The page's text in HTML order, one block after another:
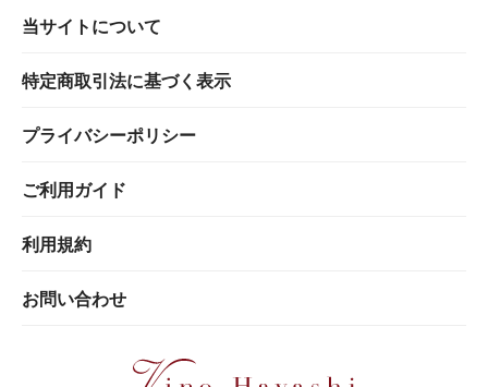
当サイトについて
特定商取引法に基づく表示
プライバシーポリシー
ご利用ガイド
利用規約
お問い合わせ